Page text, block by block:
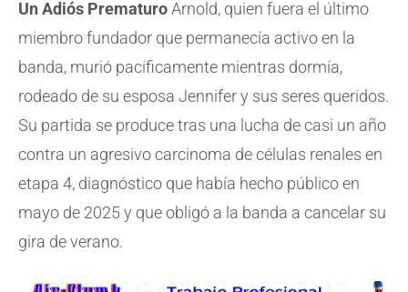
Un Adiós PrematuroArnold, quien fuera el último
miembro fundador que permanecía activo en la
banda, murió pacíficamente mientras dormía,
rodeado de su esposa Jennifer y sus seres queridos.
Su partida se produce tras una lucha de casi un año
contra un agresivo carcinoma de células renales en
etapa 4, diagnóstico que había hecho público en
mayo de 2025 y que obligó a la banda a cancelar su
gira de verano.